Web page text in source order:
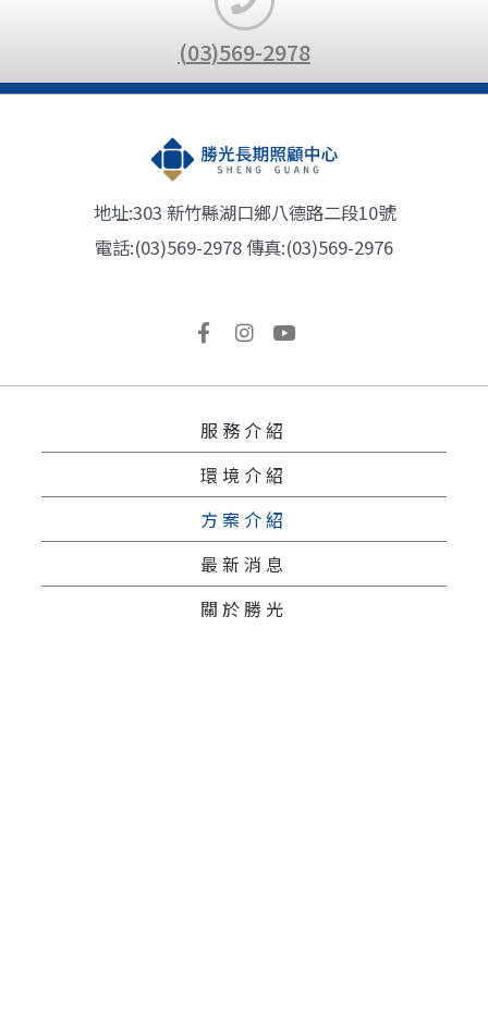
(03)569-2978
地址:303 新竹縣湖口鄉八德路二段10號
電話:(03)569-2978 傳真:(03)569-2976
服務介紹
環境介紹
方案介紹
最新消息
關於勝光